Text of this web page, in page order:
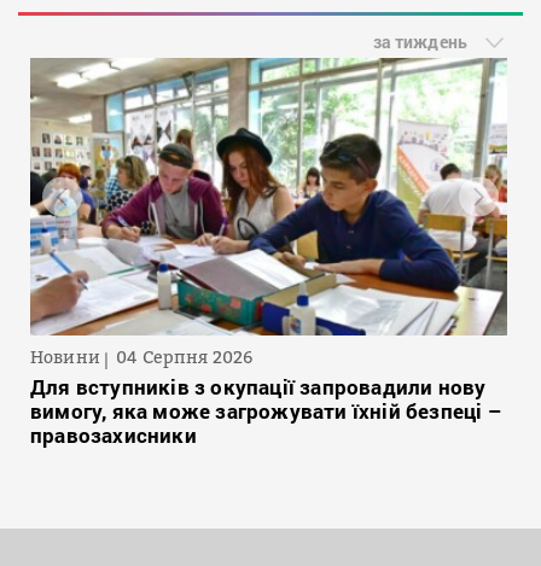
за тиждень
Новини 04 Серпня 2026
Для вступників з окупації запровадили нову
вимогу, яка може загрожувати їхній безпеці –
правозахисники